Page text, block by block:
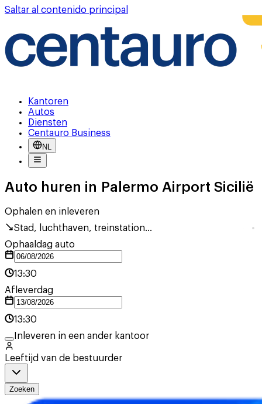
Saltar al contenido principal
Kantoren
Autos
Diensten
Centauro Business
NL
Auto huren in Palermo Airport Sicilië
Ophalen en inleveren
Stad, luchthaven, treinstation...
Ophaaldag auto
13:30
Afleverdag
13:30
Inleveren in een ander kantoor
Leeftijd van de bestuurder
Zoeken